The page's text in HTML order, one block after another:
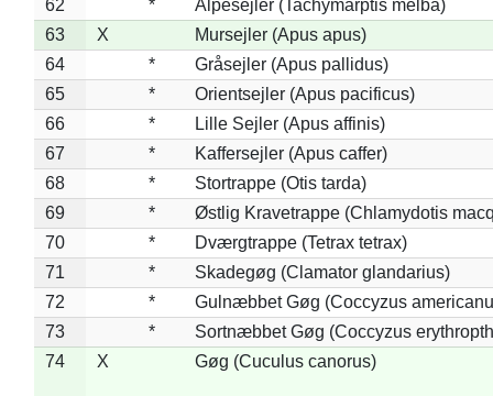
62
*
Alpesejler (Tachymarptis melba)
63
X
Mursejler (Apus apus)
64
*
Gråsejler (Apus pallidus)
65
*
Orientsejler (Apus pacificus)
66
*
Lille Sejler (Apus affinis)
67
*
Kaffersejler (Apus caffer)
68
*
Stortrappe (Otis tarda)
69
*
Østlig Kravetrappe (Chlamydotis
70
*
Dværgtrappe (Tetrax tetrax)
71
*
Skadegøg (Clamator glandarius)
72
*
Gulnæbbet Gøg (Coccyzus
73
*
Sortnæbbet Gøg (Coccyzus
74
X Gøg (Cuculus canorus)